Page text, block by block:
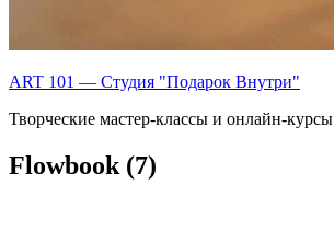
ART 101 — Студия "Подарок Внутри"
Творческие мастер-классы и онлайн-курсы
Flowbook (7)